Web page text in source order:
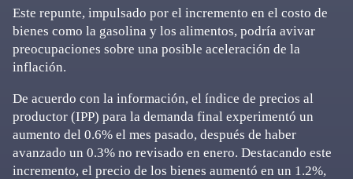
Este repunte, impulsado por el incremento en el costo de
bienes como la gasolina y los alimentos, podría avivar
preocupaciones sobre una posible aceleración de la
inflación.
De acuerdo con la información, el índice de precios al
productor (IPP) para la demanda final experimentó un
aumento del 0.6% el mes pasado, después de haber
avanzado un 0.3% no revisado en enero. Destacando este
incremento, el precio de los bienes aumentó en un 1.2%,